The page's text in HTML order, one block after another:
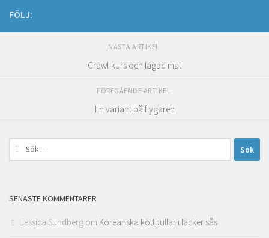
FÖLJ:
NÄSTA ARTIKEL
Crawl-kurs och lagad mat
FÖREGÅENDE ARTIKEL
En variant på flygaren
Sök
efter:
SENASTE KOMMENTARER
Jessica Sundberg om Koreanska köttbullar i läcker sås